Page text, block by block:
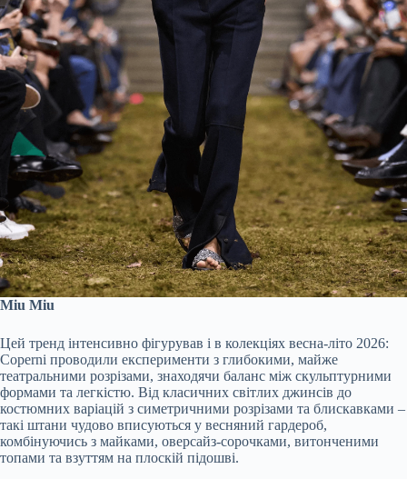
Miu Miu
Цей тренд інтенсивно фігурував і в колекціях весна-літо 2026:
Coperni проводили експерименти з глибокими, майже
театральними розрізами, знаходячи баланс між скульптурними
формами та легкістю. Від класичних світлих джинсів до
костюмних варіацій з симетричними розрізами та блискавками –
такі штани чудово вписуються у весняний гардероб,
комбінуючись з майками, оверсайз-сорочками, витонченими
топами та взуттям на плоскій підошві.